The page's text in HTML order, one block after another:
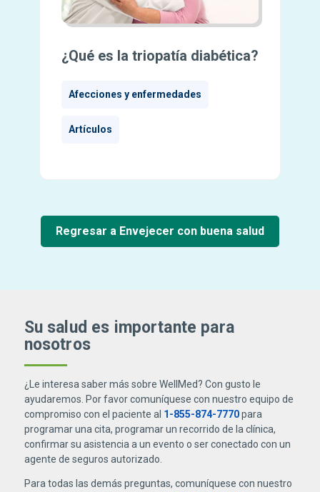
¿Qué es la triopatía diabética?
Afecciones y enfermedades
Artículos
Regresar a Envejecer con buena salud
Su salud es importante para
nosotros
¿Le interesa saber más sobre WellMed? Con gusto le
ayudaremos. Por favor comuníquese con nuestro equipo de
compromiso con el paciente al 1-855-874-7770para
programar una cita, programar un recorrido de la clínica,
confirmar su asistencia a un evento o ser conectado con un
agente de seguros autorizado.
Para todas las demás preguntas, comuníquese con nuestro